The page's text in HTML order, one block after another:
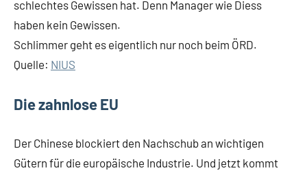
schlechtes Gewissen hat. Denn Manager wie Diess
haben kein Gewissen.
Schlimmer geht es eigentlich nur noch beim ÖRD.
Quelle: NIUS
Die zahnlose EU
Der Chinese blockiert den Nachschub an wichtigen
Gütern für die europäische Industrie. Und jetzt kommt